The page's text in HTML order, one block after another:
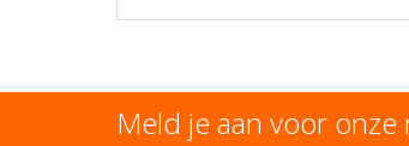
Meld je aan voor